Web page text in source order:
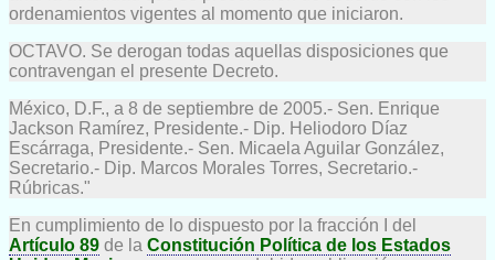
ordenamientos vigentes al momento que iniciaron.
OCTAVO. Se derogan todas aquellas disposiciones que
contravengan el presente Decreto.
México, D.F., a 8 de septiembre de 2005.- Sen. Enrique
Jackson Ramírez, Presidente.- Dip. Heliodoro Díaz
Escárraga, Presidente.- Sen. Micaela Aguilar González,
Secretario.- Dip. Marcos Morales Torres, Secretario.-
Rúbricas."
En cumplimiento de lo dispuesto por la fracción I del
Artículo 89 de la Constitución Política de los Estados